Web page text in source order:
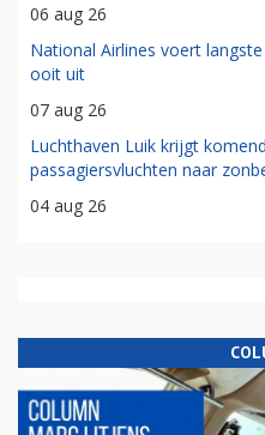
06 aug 26
National Airlines voert
ooit uit
07 aug 26
Luchthaven Luik krijgt
passagiersvluchten naar
04 aug 26